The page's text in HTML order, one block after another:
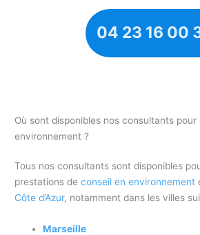
04 23 16 00
Où sont disponibles nos consultants pour
environnement ?
Tous nos consultants sont disponibles
prestations deconseil en environnement
Côte d’Azur, notamment dans les villes
Marseille